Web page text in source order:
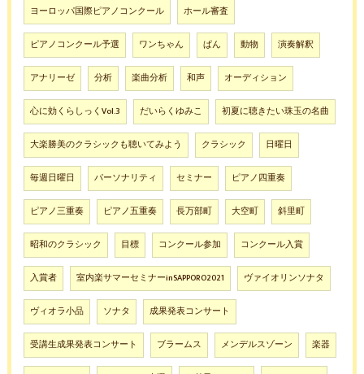
ヨーロッパ国際ピアノコンクール ホール審査
ピアノコンクール予選 ワンちゃん ぱん 動物 演奏解釈
アナリーゼ 分析 楽曲分析 和声 オーディション
心に効くらしっくVol.3 だいらくゆみこ 初夏に聴きたい珠玉の名曲
大楽勝美のクラシックも聴いてみよう クラシック 日曜日
毎週日曜日 パーソナリティ セミナー ピアノ四重奏
ピアノ三重奏 ピアノ五重奏 長万部町 大空町 斜里町
昭和のクラシック 目標 コンクール参加 コンクール入賞
入賞者 室内楽サマーセミナーinSAPPORO2021 ヴァイオリンソナタ
ヴィオラ小品 ソナタ 成果発表コンサート
受講生成果発表コンサート ブラームス メンデルスゾーン 楽器